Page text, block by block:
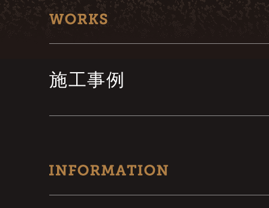
施工事例